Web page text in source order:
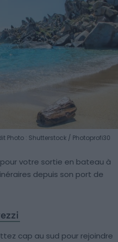
Photo : Shutterstock / Photoprofi30
votre sortie en bateau à
depuis son port de
cap au sud pour rejoindre